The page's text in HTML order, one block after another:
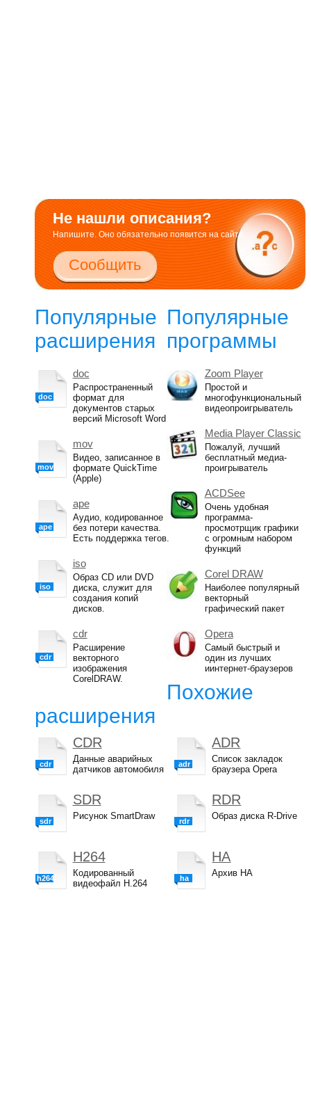
Не нашли описания?
Напишите. Оно обязательно появится на сайте.
Сообщить
Популярные
расширения
doc
doc
Распространенный
формат для
документов старых
версий Microsoft Word
mov
mov
Видео, записанное в
формате QuickTime
(Apple)
ape
ape
Аудио, кодированное
без потери качества.
Есть поддержка тегов.
iso
iso
Образ CD или DVD
диска, служит для
создания копий
дисков.
cdr
cdr
Расширение
векторного
изображения
CorelDRAW.
Популярные
программы
Zoom Player
Простой и
многофункциональный
видеопроигрыватель
Media Player Classic
Пожалуй, лучший
бесплатный медиа-
проигрыватель
ACDSee
Очень удобная
программа-
просмотрщик графики
с огромным набором
функций
Corel DRAW
Наиболее популярный
векторный
графический пакет
Opera
Самый быстрый и
один из лучших
иинтернет-браузеров
Похожие
расширения
cdr
CDR
Данные аварийных
датчиков автомобиля
sdr
SDR
Рисунок SmartDraw
h264
H264
Кодированный
видеофайл H.264
adr
ADR
Список закладок
браузера Opera
rdr
RDR
Образ диска R-Drive
ha
HA
Архив HA